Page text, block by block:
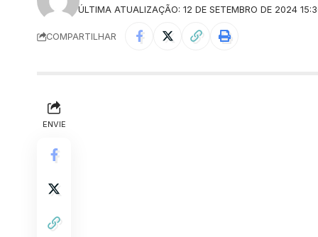
ÚLTIMA ATUALIZAÇÃO: 12 DE SETEMBRO DE 2024
COMPARTILHAR
ENVIE